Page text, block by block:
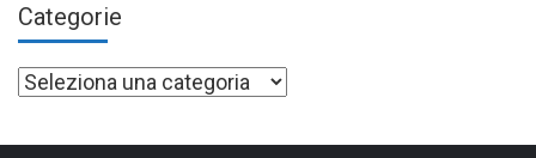
Categorie
Categorie